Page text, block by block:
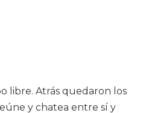
libre. Atrás quedaron los
y chatea entre sí y